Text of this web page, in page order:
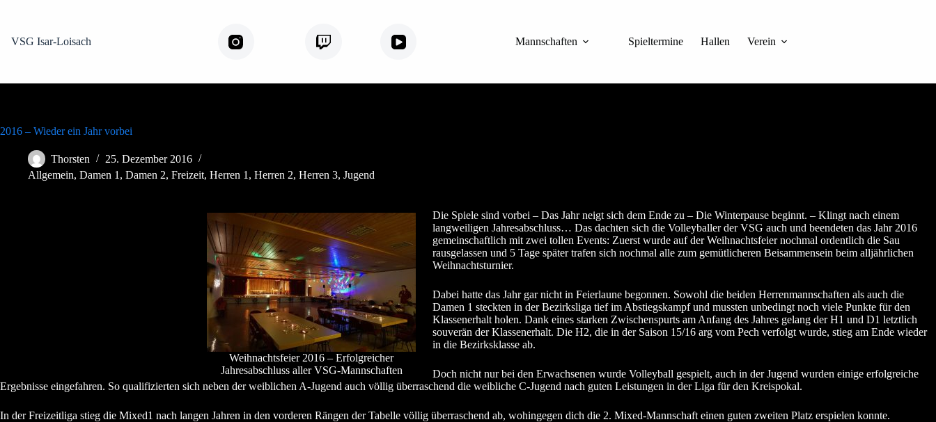
VSG Isar-Loisach
Mannschaften Spieltermine Hallen Verein
2016 – Wieder ein Jahr vorbei
Thorsten
25. Dezember 2016
Allgemein, Damen 1 , Damen 2, Freizeit, Herren 1 , Herren 2, Herren 3, Jugend
Weihnachtsfeier 2016 – Erfolgreicher
Jahresabschluss aller VSG-Mannschaften
Die Spiele sind vorbei – Das Jahr neigt sich dem Ende zu – Die Winterpause beginnt. – Klingt nach einem
langweiligen Jahresabschluss… Das dachten sich die Volleyballer der VSG auch und beendeten das Jahr 2016
gemeinschaftlich mit zwei tollen Events: Zuerst wurde auf der Weihnachtsfeier nochmal ordentlich die Sau
rausgelassen und 5 Tage später trafen sich nochmal alle zum gemütlicheren Beisammensein beim alljährlichen
Weihnachtsturnier.
Dabei hatte das Jahr gar nicht in Feierlaune begonnen. Sowohl die beiden Herrenmannschaften als auch die
Damen 1 steckten in der Bezirksliga tief im Abstiegskampf und mussten unbedingt noch viele Punkte für den
Klassenerhalt holen. Dank eines starken Zwischenspurts am Anfang des Jahres gelang der H1 und D1 letztlich
souverän der Klassenerhalt. Die H2, die in der Saison 15/16 arg vom Pech verfolgt wurde, stieg am Ende wieder
in die Bezirksklasse ab.
Doch nicht nur bei den Erwachsenen wurde Volleyball gespielt, auch in der Jugend wurden einige erfolgreiche
Ergebnisse eingefahren. So qualifizierten sich neben der weiblichen A-Jugend auch völlig überraschend die weibliche C-Jugend nach guten Leistungen in der Liga für den Kreispokal.
In der Freizeitliga stieg die Mixed1 nach langen Jahren in den vorderen Rängen der Tabelle völlig überraschend ab, wohingegen dich die 2. Mixed-Mannschaft einen guten zweiten Platz erspielen konnte.